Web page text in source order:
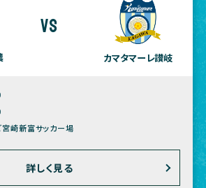
vs
カマタマーレ讃岐
宮崎新富サッカー場
詳しく見る